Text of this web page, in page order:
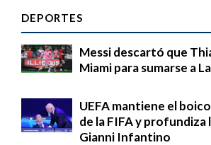
DEPORTES
Messi descartó que
Miami para sumarse a
UEFA mantiene el
de la FIFA y profundiza
Gianni Infantino